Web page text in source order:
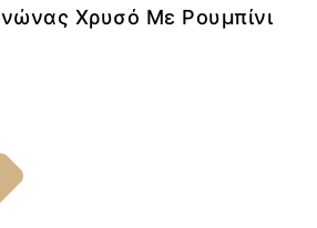
Χρυσό Με Ρουμπίνι